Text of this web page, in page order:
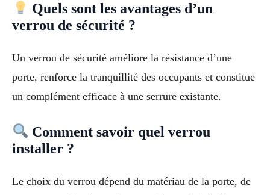
Quels sont les avantages d’un
verrou de sécurité ?
Un verrou de sécurité améliore la résistance d’une
porte, renforce la tranquillité des occupants et constitue
un complément efficace à une serrure existante.
Comment savoir quel verrou
installer ?
Le choix du verrou dépend du matériau de la porte, de